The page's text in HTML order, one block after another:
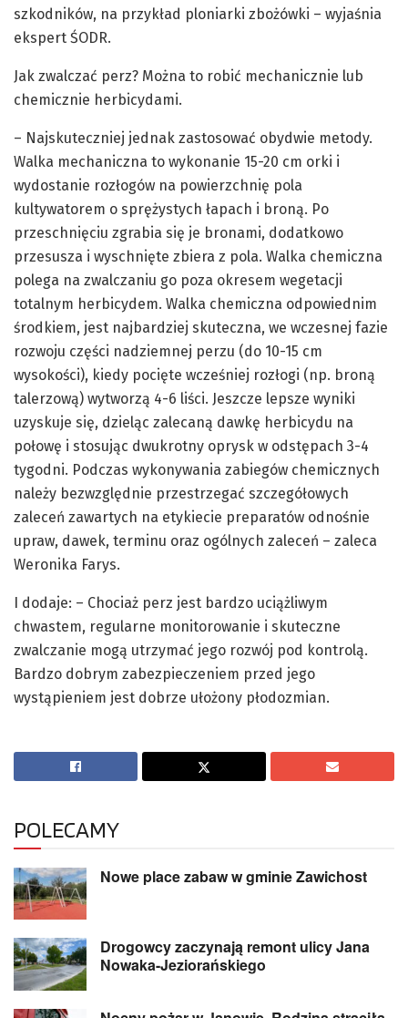
szkodników, na przykład ploniarki zbożówki – wyjaśnia
ekspert ŚODR.
Jak zwalczać perz? Można to robić mechanicznie lub
chemicznie herbicydami.
– Najskuteczniej jednak zastosować obydwie metody.
Walka mechaniczna to wykonanie 15-20 cm orki i
wydostanie rozłogów na powierzchnię pola
kultywatorem o sprężystych łapach i broną. Po
przeschnięciu zgrabia się je bronami, dodatkowo
przesusza i wyschnięte zbiera z pola. Walka chemiczna
polega na zwalczaniu go poza okresem wegetacji
totalnym herbicydem. Walka chemiczna odpowiednim
środkiem, jest najbardziej skuteczna, we wczesnej fazie
rozwoju części nadziemnej perzu (do 10-15 cm
wysokości), kiedy pocięte wcześniej rozłogi (np. broną
talerzową) wytworzą 4-6 liści. Jeszcze lepsze wyniki
uzyskuje się, dzieląc zalecaną dawkę herbicydu na
połowę i stosując dwukrotny oprysk w odstępach 3-4
tygodni. Podczas wykonywania zabiegów chemicznych
należy bezwzględnie przestrzegać szczegółowych
zaleceń zawartych na etykiecie preparatów odnośnie
upraw, dawek, terminu oraz ogólnych zaleceń – zaleca
Weronika Farys.
I dodaje: – Chociaż perz jest bardzo uciążliwym
chwastem, regularne monitorowanie i skuteczne
zwalczanie mogą utrzymać jego rozwój pod kontrolą.
Bardzo dobrym zabezpieczeniem przed jego
wystąpieniem jest dobrze ułożony płodozmian.
POLECAMY
Nowe place zabaw w gminie Zawichost
Drogowcy zaczynają remont ulicy Jana
Nowaka-Jeziorańskiego